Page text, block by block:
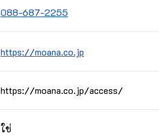
088-687-2255
https://moana.co.jp
https://moana.co.jp/access/
ใช่